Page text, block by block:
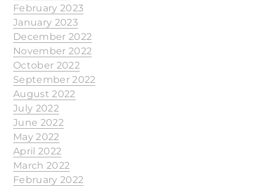
February 2023
January 2023
December 2022
November 2022
October 2022
September 2022
August 2022
July 2022
June 2022
May 2022
April 2022
March 2022
February 2022